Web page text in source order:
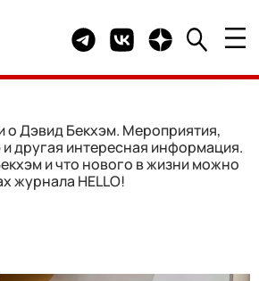
Telegram канал HELLO
Группа HELLO
Канал HELLO в
о Дэвид Бекхэм. Мероприятия,
другая интересная информация.
и что нового в жизни можно
журнала HELLO!